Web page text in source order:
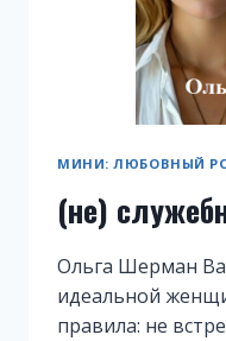
МИНИ: ЛЮБОВНЫЙ
(не)
Ольга Шерман
идеальной
правила: не